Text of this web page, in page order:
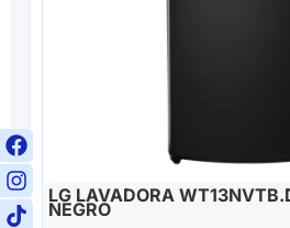
LG LAVADORA
NEGRO